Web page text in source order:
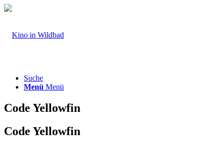
Suche
Menü Menü
Code Yellowfin
Code Yellowfin